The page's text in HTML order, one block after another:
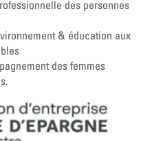
des personnes
& éducation aux
des femmes